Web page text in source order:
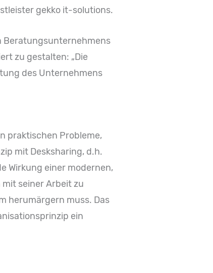
gekko it-solutions.
Beratungsunternehmens
zu gestalten: „Die
des Unternehmens
praktischen Probleme,
mit Desksharing, d.h.
Wirkung einer modernen,
seiner Arbeit zu
herumärgern muss. Das
ein